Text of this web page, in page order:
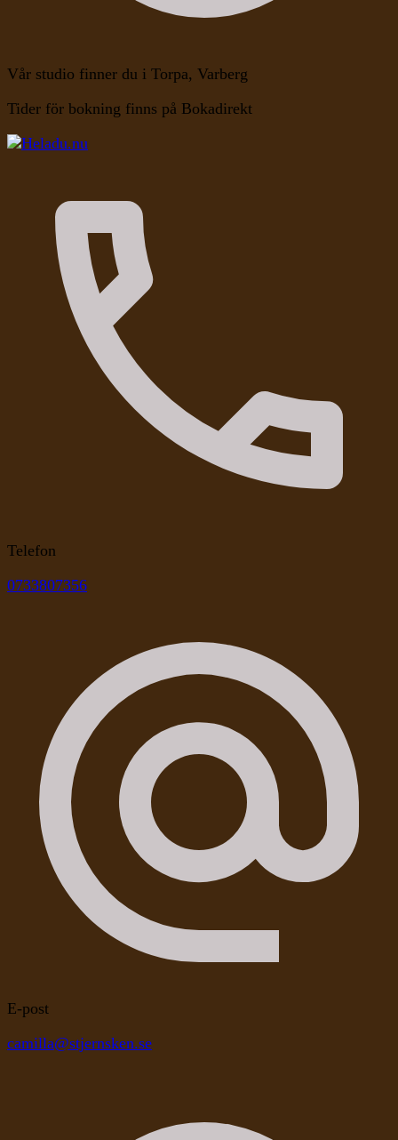
Vår studio finner du i Torpa, Varberg
Tider för bokning finns på Bokadirekt
Heladu.nu
Telefon
0733807356
E-post
camilla@stjernsken.se